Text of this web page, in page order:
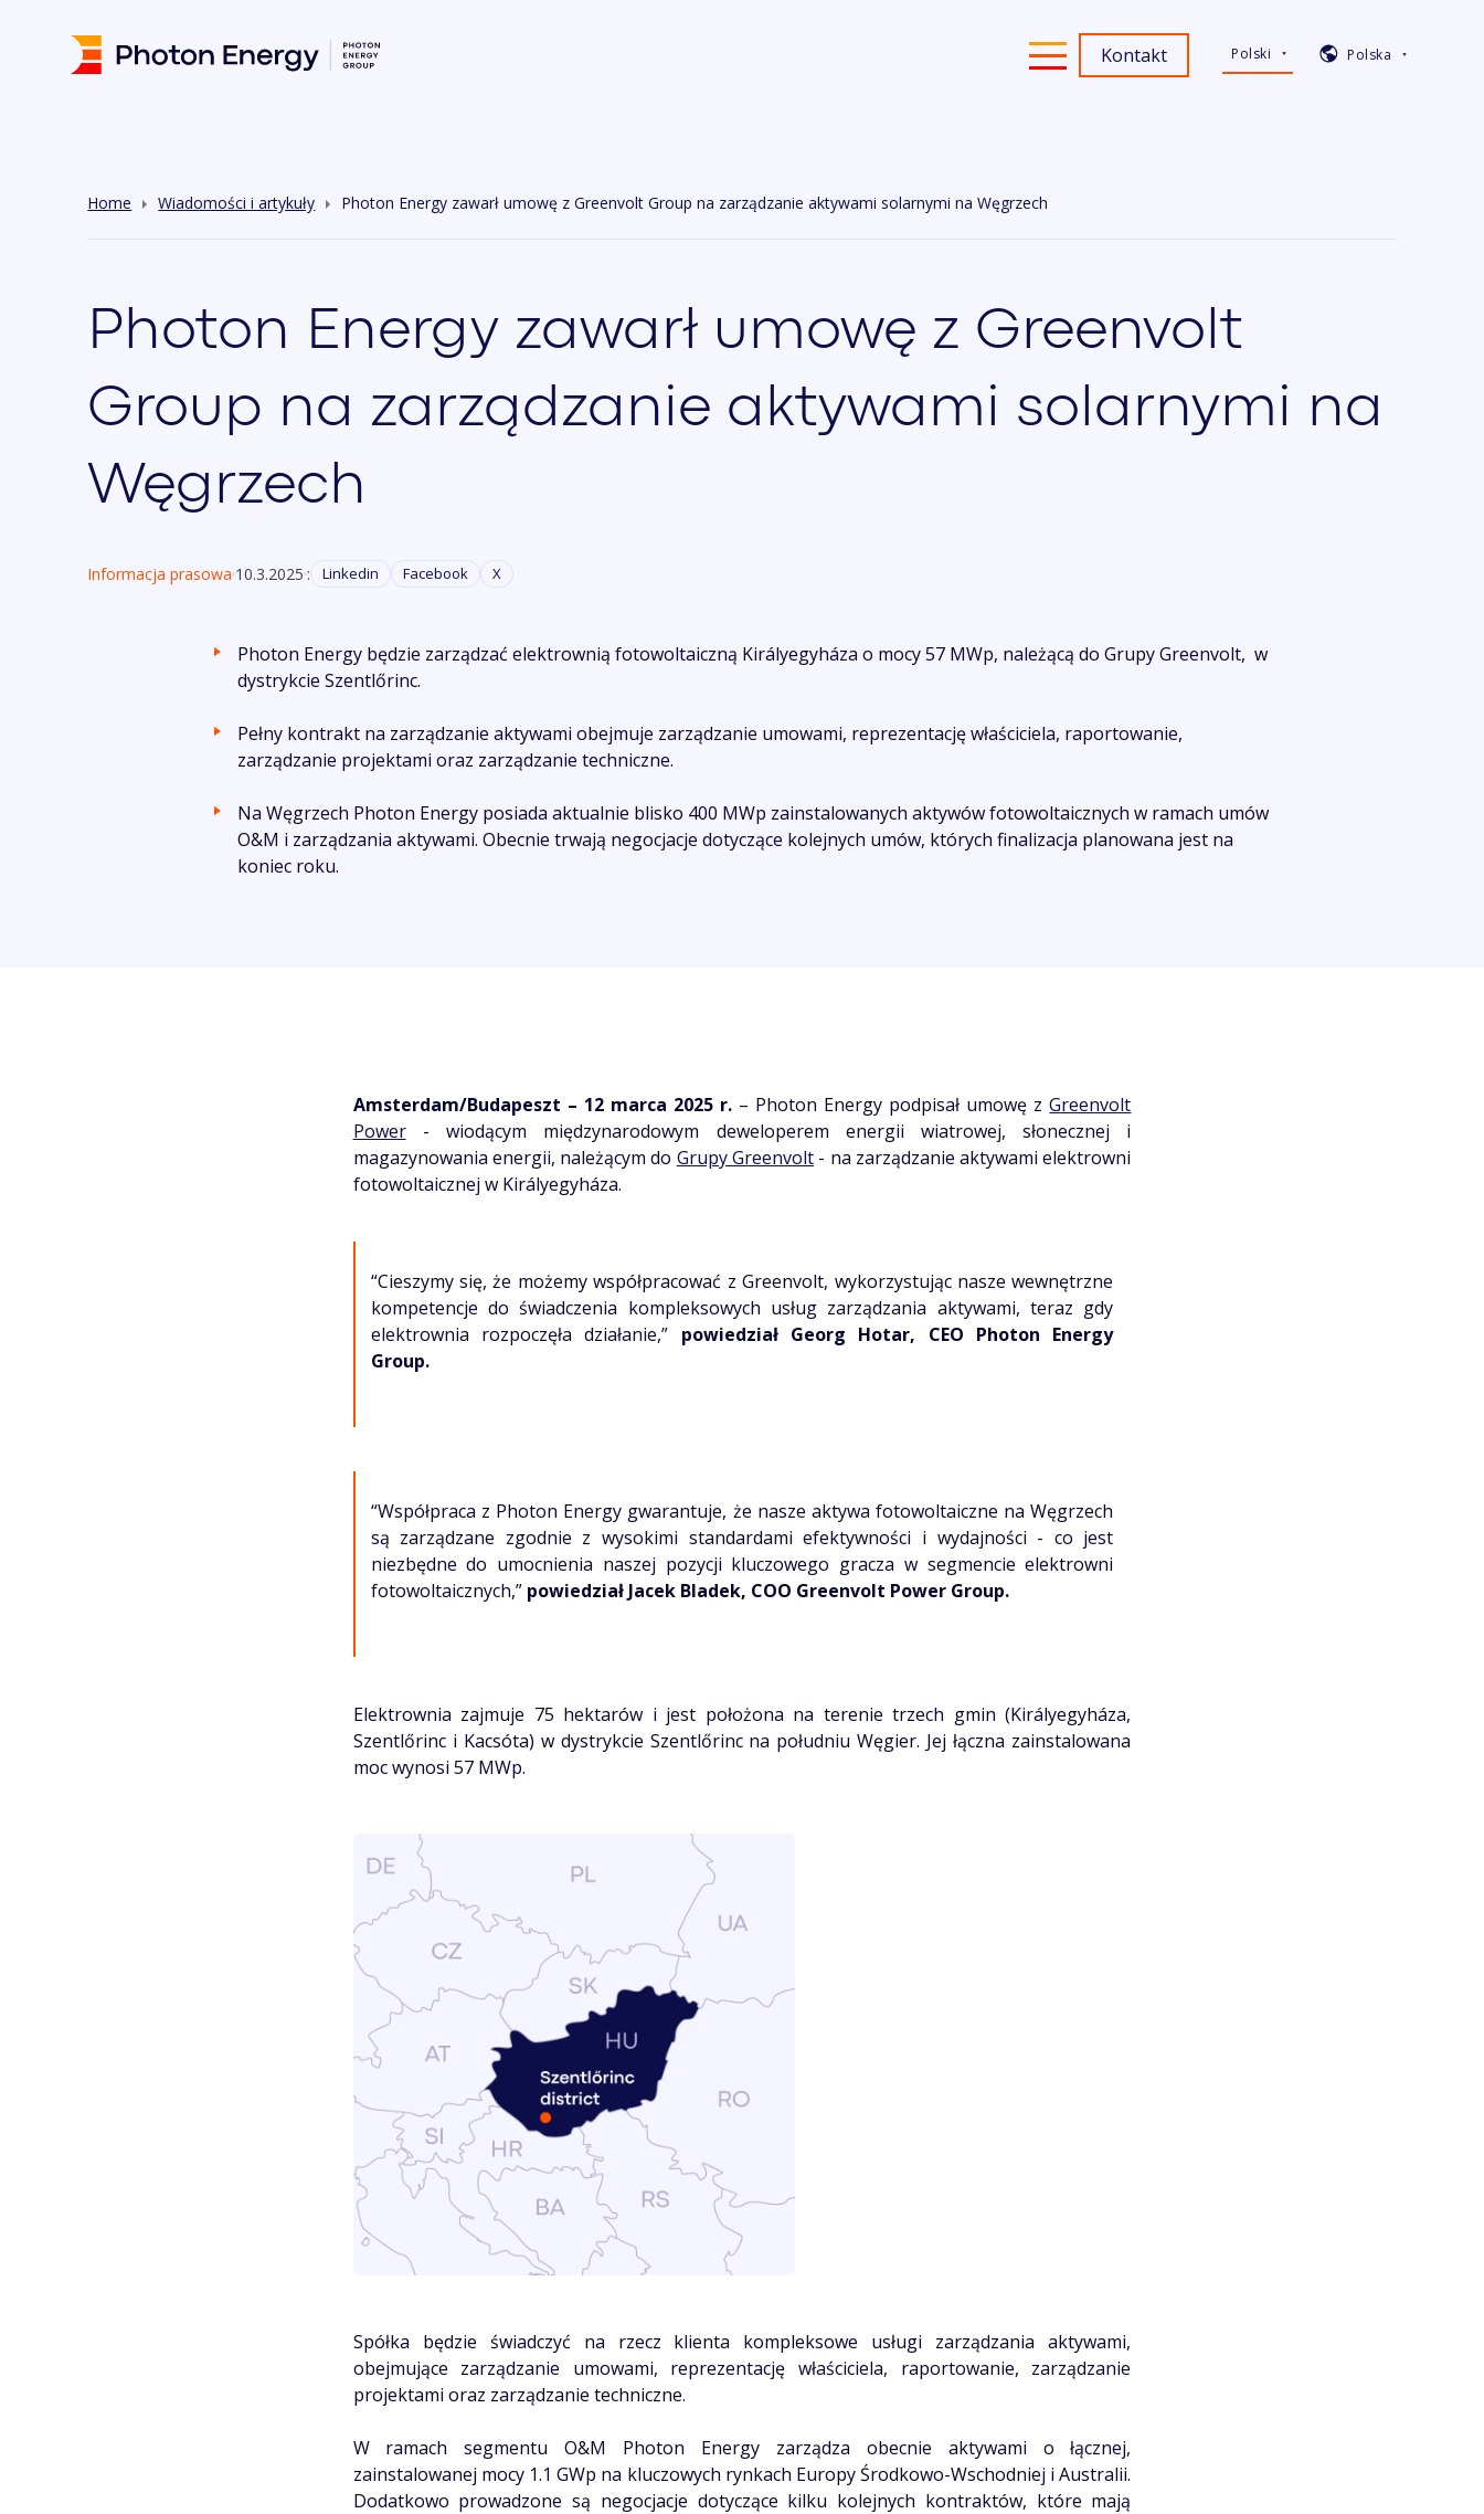
Kontakt Polski Polska
Home Wiadomości i artykuły Photon Energy zawarł umowę z Greenvolt Group na zarządzanie aktywami solarnymi na Węgrzech
Photon Energy zawarł umowę z Greenvolt
Group na zarządzanie aktywami solarnymi na
Węgrzech
Informacja prasowa 10.3.2025 : Linkedin Facebook X
Photon Energy będzie zarządzać elektrownią fotowoltaiczną Királyegyháza o mocy 57 MWp, należącą do Grupy Greenvolt, w
dystrykcie Szentlőrinc.
Pełny kontrakt na zarządzanie aktywami obejmuje zarządzanie umowami, reprezentację właściciela, raportowanie,
zarządzanie projektami oraz zarządzanie techniczne.
Na Węgrzech Photon Energy posiada aktualnie blisko 400 MWp zainstalowanych aktywów fotowoltaicznych w ramach umów
O&M i zarządzania aktywami. Obecnie trwają negocjacje dotyczące kolejnych umów, których finalizacja planowana jest na
koniec roku.
Amsterdam/Budapeszt – 12 marca 2025 r.– Photon Energy podpisał umowę zGreenvolt
Power- wiodącym międzynarodowym deweloperem energii wiatrowej, słonecznej i
magazynowania energii, należącym do Grupy Greenvolt - na zarządzanie aktywami elektrowni
fotowoltaicznej w Királyegyháza.
“Cieszymy się, że możemy współpracować z Greenvolt, wykorzystując nasze wewnętrzne
kompetencje do świadczenia kompleksowych usług zarządzania aktywami, teraz gdy
elektrownia rozpoczęła działanie,” powiedział Georg Hotar, CEO Photon Energy
Group.
“Współpraca z Photon Energy gwarantuje, że nasze aktywa fotowoltaiczne na Węgrzech
są zarządzane zgodnie z wysokimi standardami efektywności i wydajności - co jest
niezbędne do umocnienia naszej pozycji kluczowego gracza w segmencie elektrowni
fotowoltaicznych,” powiedział Jacek Bladek, COO Greenvolt Power Group.
Elektrownia zajmuje 75 hektarów i jest położona na terenie trzech gmin (Királyegyháza,
Szentlőrinc i Kacsóta) w dystrykcie Szentlőrinc na południu Węgier. Jej łączna zainstalowana
moc wynosi 57 MWp.
Spółka będzie świadczyć na rzecz klienta kompleksowe usługi zarządzania aktywami,
obejmujące zarządzanie umowami, reprezentację właściciela, raportowanie, zarządzanie
projektami oraz zarządzanie techniczne.
W ramach segmentu O&M Photon Energy zarządza obecnie aktywami o łącznej,
zainstalowanej mocy 1.1 GWp na kluczowych rynkach Europy Środkowo-Wschodniej i Australii.
Dodatkowo prowadzone są negocjacje dotyczące kilku kolejnych kontraktów, które mają